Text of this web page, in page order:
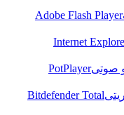
Adobe Flash Player
Internet
صوتیPotPlayer
Bitdefender Total